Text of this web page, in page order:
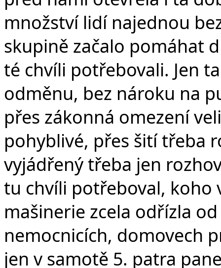
množství lidí najednou
skupině začalo pomáhat
té chvíli potřebovali. Jen
odměnu, bez nároku na
přes zákonná omezení
pohyblivé, přes šití třeba
vyjádřený třeba jen
tu chvíli potřeboval, koho
mašinerie zcela odřízla
nemocnicích, domovech
jen v samotě 5. patra